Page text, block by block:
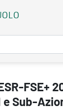
FSE+
e Sub-